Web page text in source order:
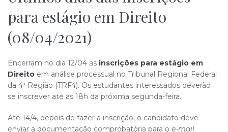
para estágio em Direito
(08/04/2021)
Encerram no dia 12/04 as inscrições para estágio em
Direito em análise processual no Tribunal Regional Federal
da 4ª Região (TRF4). Os estudantes interessados deverão
se inscrever até as 18h da próxima segunda-feira.
Até 14/4, depois de fazer a inscrição, o candidato deve
enviar a documentação comprobatória para o e-mail